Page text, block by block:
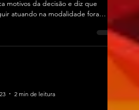
motivos da decisão e diz que
atuando na modalidade fora
2 min de leitura